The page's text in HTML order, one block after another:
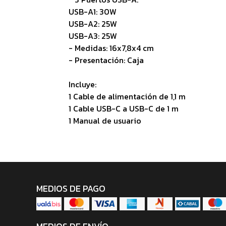
USB-A1: 30W
USB-A2: 25W
USB-A3: 25W
- Medidas: 16x7,8x4 cm
- Presentación: Caja
Incluye:
1 Cable de alimentación de 1,1 m
1 Cable USB-C a USB-C de 1 m
1 Manual de usuario
MEDIOS DE PAGO